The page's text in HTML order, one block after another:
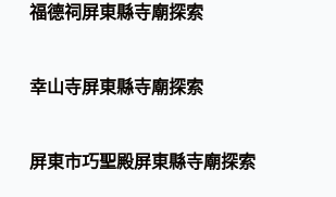
福德祠屏東縣寺廟探索
幸山寺屏東縣寺廟探索
屏東市巧聖殿屏東縣寺廟探索